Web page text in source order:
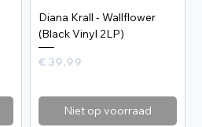
Diana Krall - Wallflower
(Black Vinyl 2LP)
Prijs
€ 39,99
Niet op voorraad